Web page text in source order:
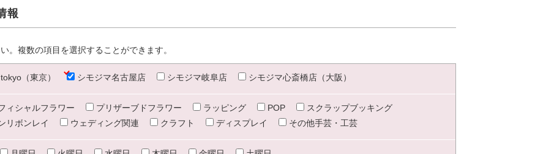
報
。複数の項目を選択することができます。
（東京） シモジマ名古屋店 シモジマ岐阜店 シモジマ心斎橋店（大阪）
ィシャルフラワー プリザーブドフラワー ラッピング POP
スクラップブッキング
リボンレイ
ウェディング関連 クラフト ディスプレイ その他手芸・工芸